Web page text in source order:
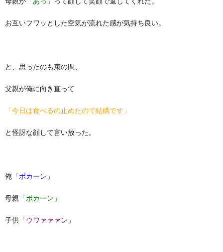
お互いフワッとした空気が流れた感が気持ち良い。
と、思ったのも束の間、
父親が俺に向き直って
「今日は食べるの止めたので結構です」
と怪訝な顔して言い放った。
俺 「ポカーン」
母親 「ポカーン」
子供 「ウワァァァン」